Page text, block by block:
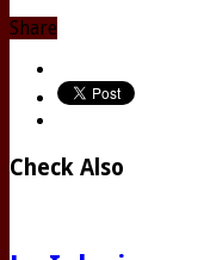
Share
Check Also